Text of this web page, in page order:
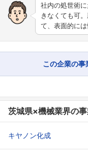
社内の処世術
きなくても可
て、表面的に
この企業の事
茨城県×機械業界の
キヤノン化成